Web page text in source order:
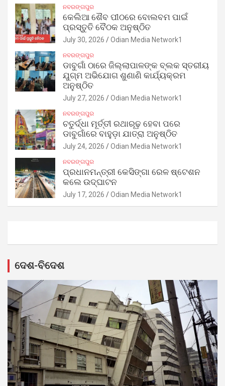
ନବରଙ୍ଗପୁର
କେଲିଆ ଶୈବ ପୀଠରେ ବୋଲବମ ପାଇଁ
ପ୍ରସ୍ତୁତି ବୈଠକ ଅନୁଷ୍ଠିତ
July 30, 2026 Odian Media Network1
ନବରଙ୍ଗପୁର
ଡାବୁଗାଁ ଠାରେ ଜିଲ୍ଲାପାଳଙ୍କ ବ୍ଲକ ସ୍ତରୀୟ
ଯୁଗ୍ମ ଅଭିଯୋଗ ଶୁଣାଣି କାର୍ଯ୍ୟକ୍ରମ
ଅନୁଷ୍ଠିତ
July 27, 2026 Odian Media Network1
ନବରଙ୍ଗପୁର
ଚତୁର୍ଦ୍ଧା ମୂର୍ତ୍ତୀ ରଥାରୂଢ଼ ହେବା ପରେ
ଡାବୁଗାଁରେ ବାହୁଡ଼ା ଯାତ୍ରା ଅନୁଷ୍ଠିତ
July 24, 2026 Odian Media Network1
ନବରଙ୍ଗପୁର
ପ୍ରଧାନମନ୍ତ୍ରୀ କେସିଙ୍ଗା ରେଳ ଷ୍ଟେଶନ
କଲେ ଉଦ୍‌ଘାଟନ
July 17, 2026 Odian Media Network1
ଦେଶ-ବିଦେଶ